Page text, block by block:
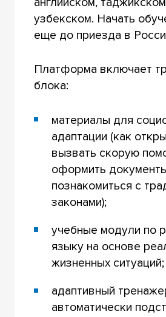
узбекском. Начать
еще до приезда в
Платформа включает
блока:
материалы для
адаптации (как
вызвать скорую
оформить
познакомиться с
законами);
учебные модули по
языку на основе
жизненных ситуаций;
адаптивный
автоматически